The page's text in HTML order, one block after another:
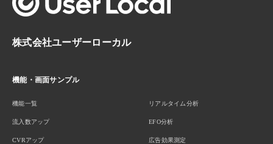
株式会社ユーザーローカル
機能・画面サンプル
機能一覧
流入数アップ
CVRアップ
リアルタイム分析
EFO分析
広告効果測定